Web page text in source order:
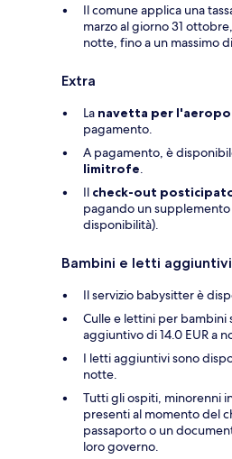
Il comune applica una
marzo al giorno 31
notte, fino a un massimo
Extra
La navetta per
pagamento.
A pagamento, è
limitrofe.
Il check-out
pagando un
disponibilità).
Bambini e letti aggiuntivi
Il servizio babysitter è
Culle e lettini per bambini
aggiuntivo di 14.0 EUR a
I letti aggiuntivi sono
notte.
Tutti gli ospiti, minorenni
presenti al momento del
passaporto o un
loro governo.